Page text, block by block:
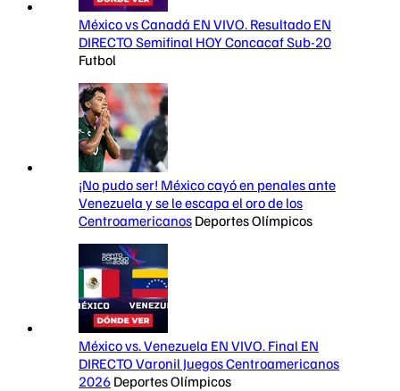
México vs Canadá EN VIVO. Resultado EN
DIRECTO Semifinal HOY Concacaf Sub-20
Futbol
¡No pudo ser! México cayó en penales ante
Venezuela y se le escapa el oro de los
Centroamericanos Deportes Olímpicos
México vs. Venezuela EN VIVO. Final EN
DIRECTO Varonil Juegos Centroamericanos
2026 Deportes Olímpicos